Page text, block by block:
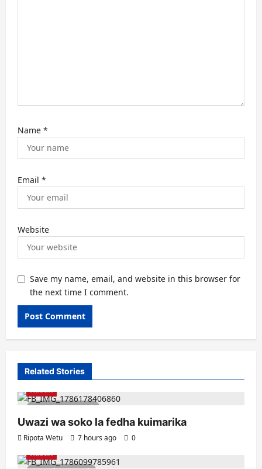
Name *
Email *
Website
Save my name, email, and website in this browser for
the next time I comment.
Related Stories
3 minutes read
Habari
Uwazi wa soko la fedha kuimarika
Ripota Wetu 7 hours ago 0
Habari